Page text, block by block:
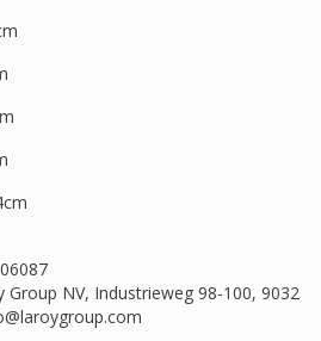
Group NV, Industrieweg 98-100, 9032